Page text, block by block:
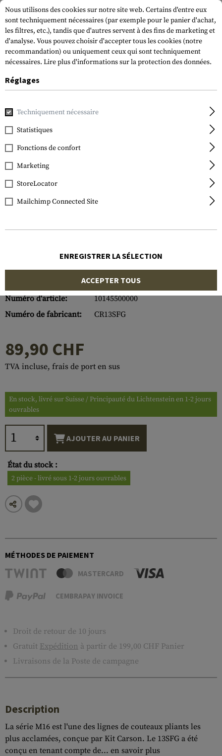
CRKT
M16-13SFG Special
Forces Folder
Numéro d'article:
10145500000
Numéro de fabricant:
CR13SFG
89,90 CHF
TVA incluse, frais de port en sus
En stock, livré sur Suisse / Principauté du Lichtenstein en 1-2 jours
ouvrables
AJOUTER AU PANIER
État du stock :
2 pièce - livré sous 1-2 jours ouvrables
MÉTHODES DE PAIEMENT
MASTERCARD
CEMBRAPAY INVOICE
Droit de retour de 10 jours
Gratuit Expédition à partir de 199,00 CHF Panier
Livraisons de la Poste de campagne
Description
La série M16 est l'une des lignes de couteaux pliants les
plus acclamées, conçue par Kit Carson. Le 13SFG a été
conçu en tenant compte de... en savoir plus
Nous utilisons des cookies sur notre site web. Certains d'entre eux
sont techniquement nécessaires (par exemple pour le panier d'achat,
les filtres, etc.), tandis que d'autres servent à des fins de marketing et
d'analyse. Vous pouvez choisir d'accepter tous les cookies (notre
recommandation) ou uniquement ceux qui sont techniquement
nécessaires. Lire plus d'informations sur la protection des données.
Réglages
Techniquement nécessaire
Statistiques
Fonctions de confort
Marketing
StoreLocator
Mailchimp Connected Site
ENREGISTRER LA SÉLECTION
ACCEPTER TOUS